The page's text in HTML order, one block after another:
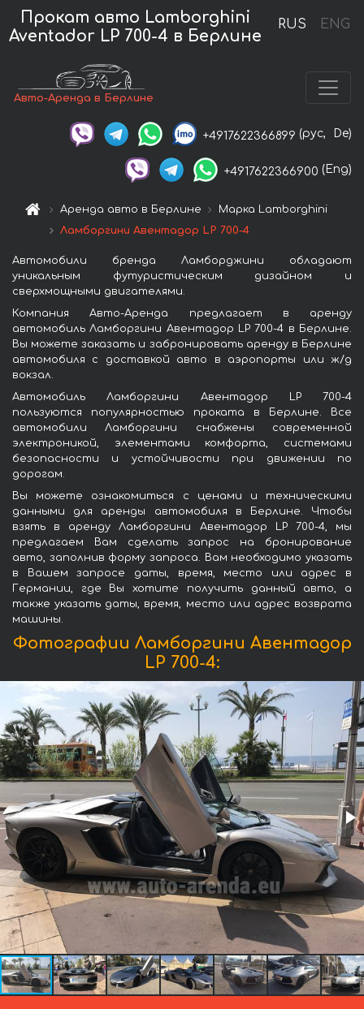
RUS ENG
Прокат авто Lamborghini
Aventador LP 700-4 в Берлине
Авто-Аренда в Берлине
+4917622366899 (рус, De)
+4917622366900 (Eng)
Аренда авто в Берлине
Марка Lamborghini
Ламборгини Авентадор LP 700-4
Автомобили бренда Ламборджини обладают
уникальным футуристическим дизайном и
сверхмощными двигателями.
Компания Авто-Аренда предлагает в аренду
автомобиль Ламборгини Авентадор LP 700-4 в Берлине.
Вы можете заказать и забронировать аренду в Берлине
автомобиля с доставкой авто в аэропорты или ж/д
вокзал.
Автомобиль Ламборгини Авентадор LP 700-4
пользуются популярностью проката в Берлине. Все
автомобили Ламборгини снабжены современной
электроникой, элементами комфорта, системами
безопасности и устойчивости при движении по
дорогам.
Вы можете ознакомиться с ценами и техническими
данными для аренды автомобиля в Берлине. Чтобы
взять в аренду Ламборгини Авентадор LP 700-4, мы
предлагаем Вам сделать запрос на бронирование
авто, заполнив форму запроса. Вам необходимо указать
в Вашем запросе даты, время, место или адрес в
Германии, где Вы хотите получить данный авто, а
также указать даты, время, место или адрес возврата
машины.
Фотографии Ламборгини Авентадор
LP 700-4: